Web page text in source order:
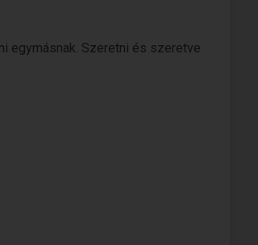
egymásnak. Szeretni és szeretve